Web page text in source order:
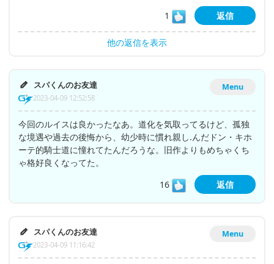
1
返信
他の返信を表示
Menu
スパくんのお友達
2023-04-09 12:52:58
今回のルイスは良かったなあ。道化を気取ってるけど、孤独
な境遇や過去の後悔から、幼少時に慣れ親し.んだドン・キホ
ーテ的騎士道に憧れてたんだろうな。旧作よりもめちゃくち
ゃ格好良くなってた。
16
返信
Menu
スパくんのお友達
2023-04-09 11:16:42